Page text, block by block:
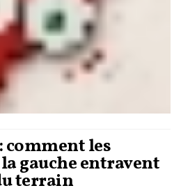
comment les
gauche entravent
terrain